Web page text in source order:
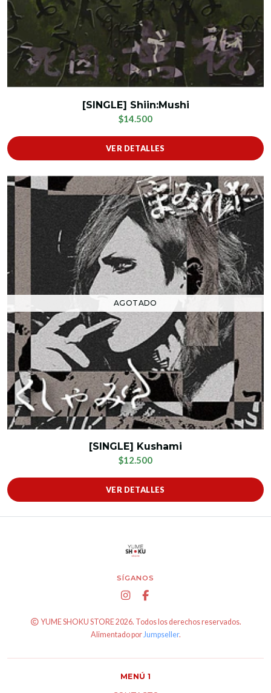
[SINGLE] Shiin:Mushi
$14.500
VER DETALLES
AGOTADO
[SINGLE] Kushami
$12.500
VER DETALLES
SÍGANOS
YUME SHOKU STORE 2026. Todos los derechos reservados.
Alimentado porJumpseller.
MENÚ 1